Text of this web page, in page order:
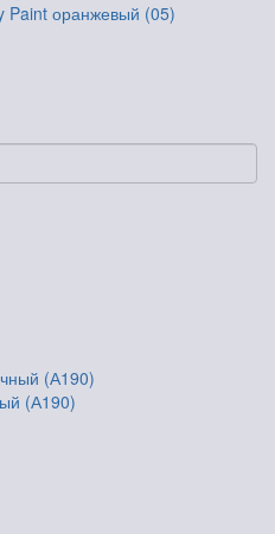
Paint оранжевый (05)
(А190)